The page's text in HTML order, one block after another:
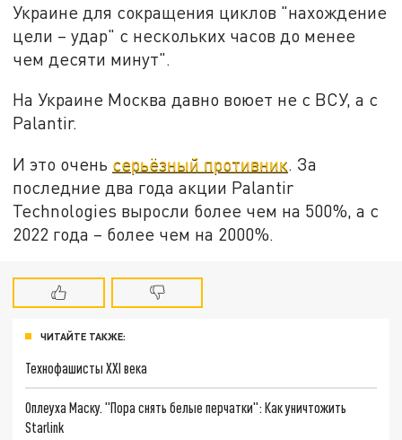
Украине для сокращения циклов "нахождение
цели – удар" c нескольких часов до менее
чем десяти минут".
На Украине Москва давно воюет не с ВСУ, а с
Palantir.
И это очень серьёзный противник. За
последние два года акции Palantir
Technologies выросли более чем на 500%, а с
2022 года – более чем на 2000%.
ЧИТАЙТЕ ТАКЖЕ:
Технофашисты XXI века
Оплеуха Маску. "Пора снять белые перчатки": Как уничтожить
Starlink